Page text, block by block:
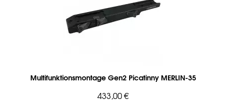
Multifunktionsmontage Gen2 Picatinny MERLIN-35
433,00 €